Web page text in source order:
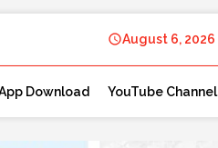
August 6, 2026
Download YouTube Channel